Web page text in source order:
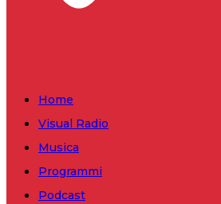
Home
Visual Radio
Musica
Programmi
Podcast